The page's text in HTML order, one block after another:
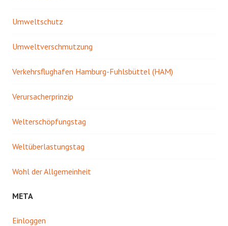
Umweltschutz
Umweltverschmutzung
Verkehrsflughafen Hamburg-Fuhlsbüttel (HAM)
Verursacherprinzip
Welterschöpfungstag
Weltüberlastungstag
Wohl der Allgemeinheit
META
Einloggen